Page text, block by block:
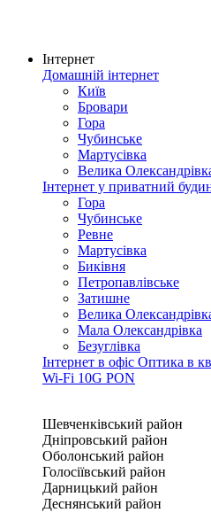
Інтернет
Домашній інтернет
Київ
Бровари
Гора
Чубинське
Мартусівка
Велика
Інтернет у приватний
Гора
Чубинське
Ревне
Мартусівка
Биківня
Петропавлівське
Затишне
Велика
Мала Олександрівка
Безуглівка
Інтернет в офіс Оптика в
Wi-Fi 10G PON
Шевченківський район
Дніпровський район
Оболонський район
Голосіївський район
Дарницький район
Деснянський район